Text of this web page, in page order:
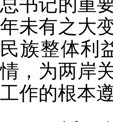
年未有之大
民族整体利
情，为两岸
工作的根本